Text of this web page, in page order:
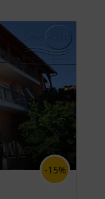
-15%